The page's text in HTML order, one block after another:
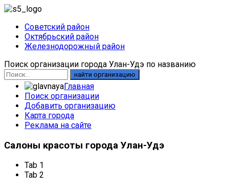
Советский район
Октябрьский район
Железнодорожный район
Поиск организации города Улан-Удэ по названию
найти организацию
Главная
Поиск организации
Добавить организацию
Карта города
Реклама на сайте
Салоны красоты города Улан-Удэ
Tab 1
Tab 2